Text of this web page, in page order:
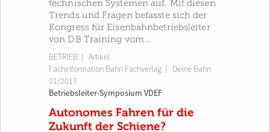
technischen Systemen auf. Mit diesen
Trends und Fragen befasste sich der
Kongress für Eisenbahnbetriebsleiter
von DB Training vom...
BETRIEB | Artikel
Fachinformation Bahn Fachverlag
Deine Bahn
01/2017
Betriebsleiter-Symposium VDEF
Autonomes Fahren für die
Zukunft der Schiene?